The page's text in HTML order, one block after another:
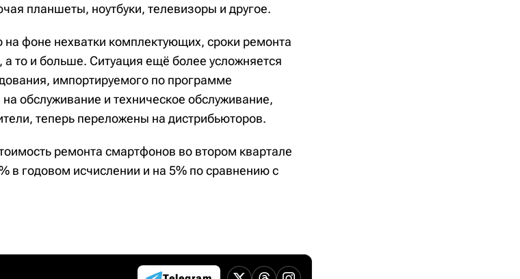
планшеты, ноутбуки, телевизоры и другое.
фоне нехватки комплектующих, сроки ремонта
а то и больше. Ситуация ещё более усложняется
импортируемого по программе
обслуживание и техническое обслуживание,
теперь переложены на дистрибьюторов.
ремонта смартфонов во втором квартале
в годовом исчислении и на 5% по сравнению с